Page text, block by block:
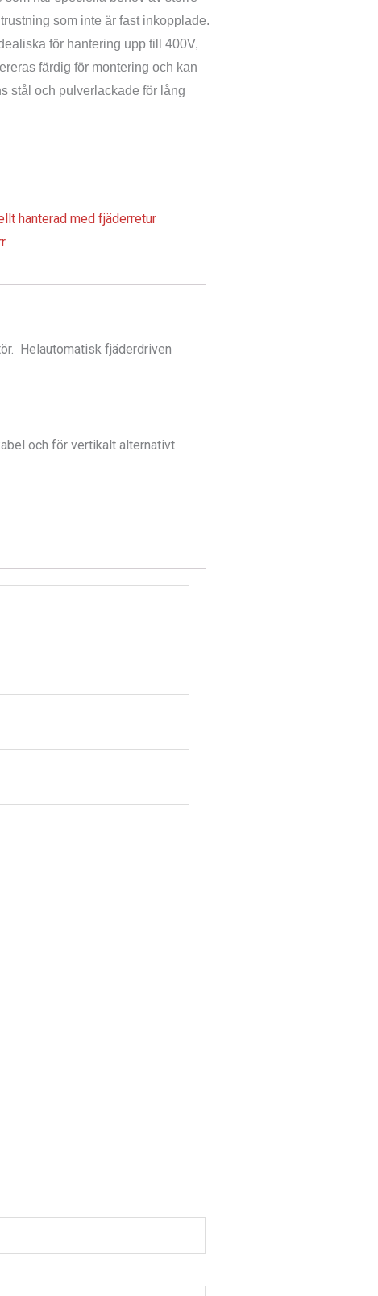
som inte är fast inkopplade.
för hantering upp till 400V,
färdig för montering och kan
stål och pulverlackade för lång
hanterad med fjäderretur
Helautomatisk fjäderdriven
och för vertikalt alternativt